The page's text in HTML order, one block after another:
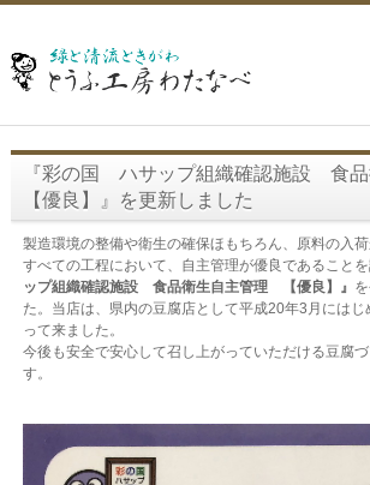
『彩の国 ハサップ組織確認施設 食
【優良】』を更新しました
製造環境の整備や衛生の確保ほもちろん、原料の入
すべての工程において、自主管理が優良であること
ップ組織確認施設 食品衛生自主管理 【優良】』
た。当店は、県内の豆腐店として平成20年3月には
って来ました。
今後も安全で安心して召し上がっていただける豆腐
す。